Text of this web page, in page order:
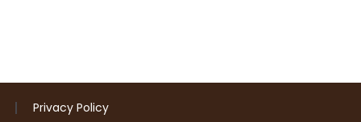
Privacy Policy